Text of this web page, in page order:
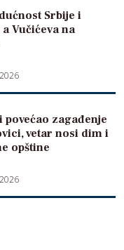
Srbije i
Vučićeva na
povećao zagađenje
vetar nosi dim i
opštine